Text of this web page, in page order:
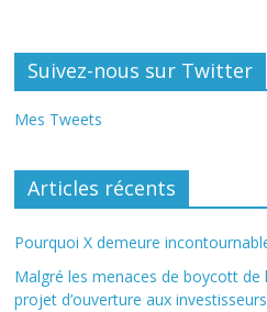
Suivez-nous sur Twitter
Mes Tweets
Articles récents
Pourquoi X demeure
Malgré les menaces de boycott de
projet d’ouverture aux